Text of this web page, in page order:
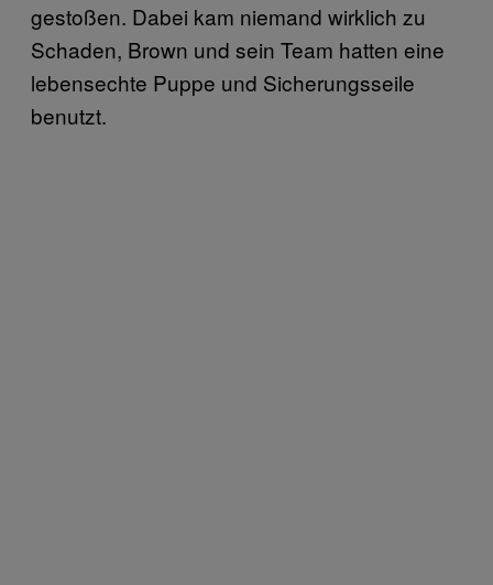
gestoßen. Dabei kam niemand wirklich zu
Schaden, Brown und sein Team hatten eine
lebensechte Puppe und Sicherungsseile
benutzt.